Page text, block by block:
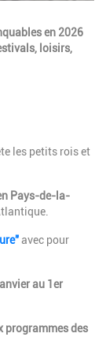
en 2026
loisirs,
les petits rois et
Pays-de-la-
avec pour
au 1er
programmes des